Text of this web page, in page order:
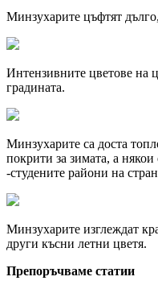
Минзухарите цъфтят
Интензивните цветове на
градината.
Минзухарите са доста
покрити за зимата, а
-студените райони на
Минзухарите изглеждат
други късни летни цветя.
Препоръчваме статии